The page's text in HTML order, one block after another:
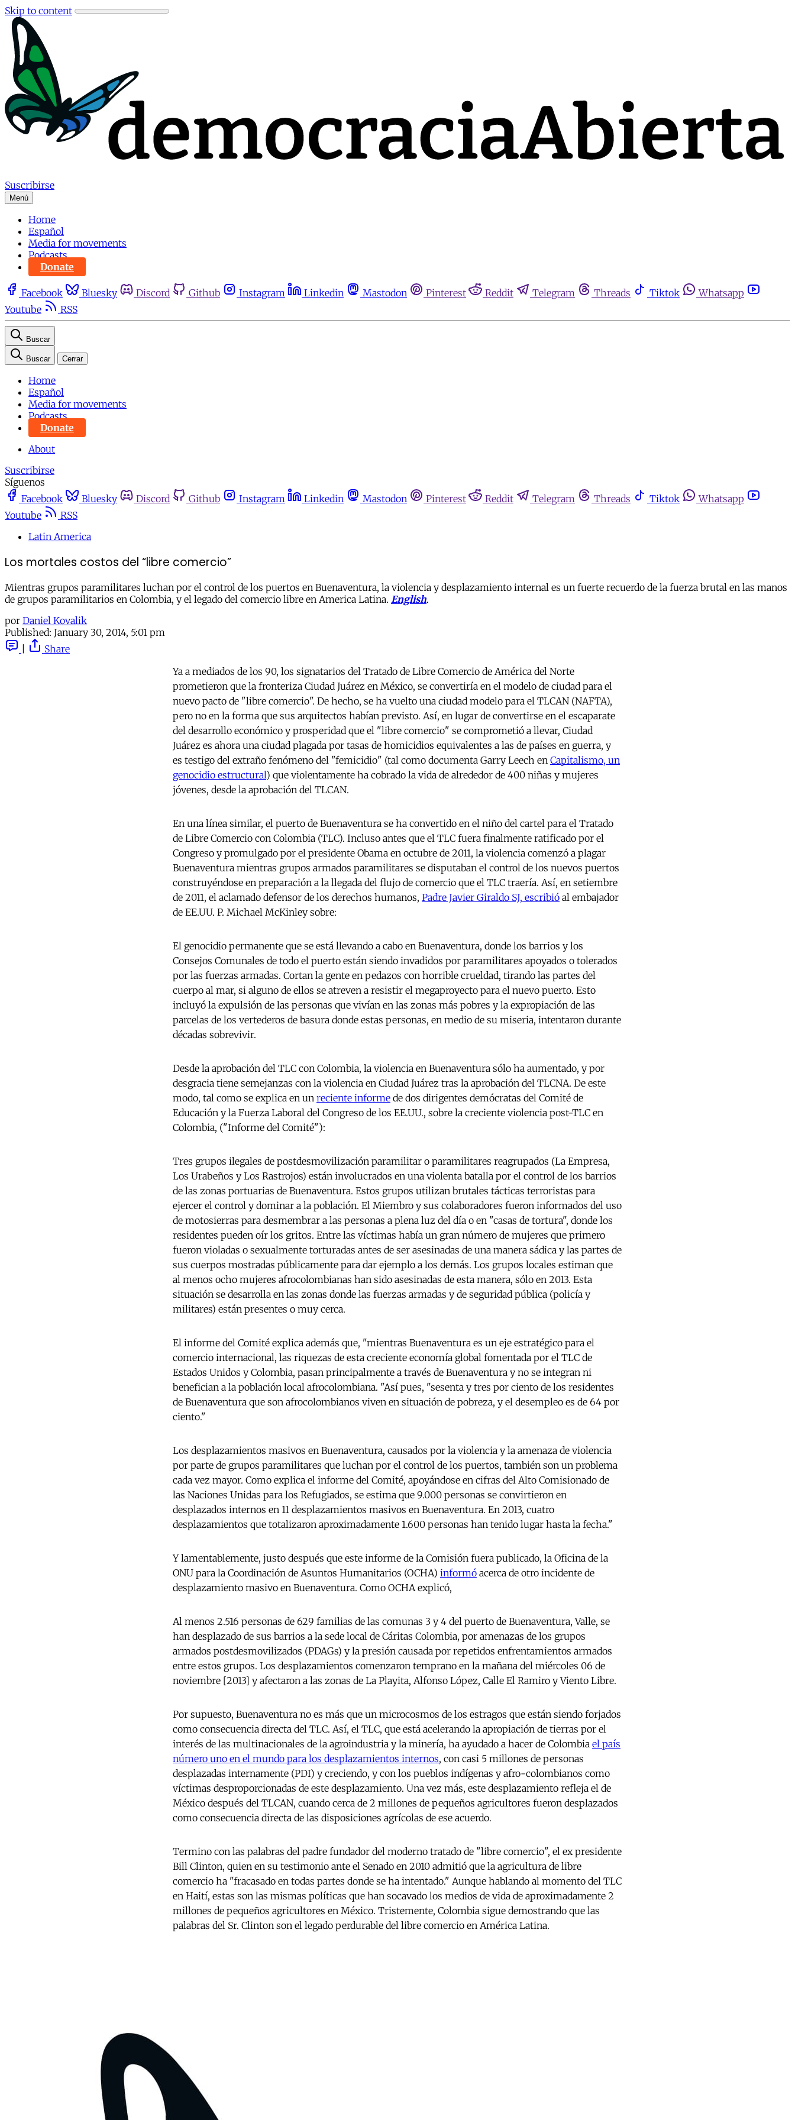
Skip to content
Suscribirse
Menú
Home
Español
Media for movements
Podcasts
Donate
Facebook Bluesky Discord Github Instagram Linkedin Mastodon Pinterest Reddit Telegram Threads Tiktok
Whatsapp
Youtube
RSS
Buscar
Buscar Cerrar
Home
Español
Media for movements
Podcasts
Donate
About
Suscribirse
Síguenos
Facebook
Bluesky Discord Github Instagram Linkedin Mastodon Pinterest Reddit Telegram Threads Tiktok
Whatsapp
Youtube
RSS
Latin America
Los mortales costos del “libre comercio”
Mientras grupos paramilitares luchan por el control de los puertos en Buenaventura, la violencia y desplazamiento internal es un fuerte recuerdo de la fuerza brutal en las manos
de grupos paramilitarios en Colombia, y el legado del comercio libre en America Latina. English.
por Daniel Kovalik
Published: January 30, 2014, 5:01 pm
Share
Ya a mediados de los 90, los signatarios del Tratado de Libre Comercio de América del Norte
prometieron que la fronteriza Ciudad Juárez en México, se convertiría en el modelo de ciudad para el
nuevo pacto de "libre comercio". De hecho, se ha vuelto una ciudad modelo para el TLCAN (NAFTA),
pero no en la forma que sus arquitectos habían previsto. Así, en lugar de convertirse en el escaparate
del desarrollo económico y prosperidad que el "libre comercio" se comprometió a llevar, Ciudad
Juárez es ahora una ciudad plagada por tasas de homicidios equivalentes a las de países en guerra, y
es testigo del extraño fenómeno del "femicidio" (tal como documenta Garry Leech en Capitalismo, un
genocidio estructural) que violentamente ha cobrado la vida de alrededor de 400 niñas y mujeres
jóvenes, desde la aprobación del TLCAN.
En una línea similar, el puerto de Buenaventura se ha convertido en el niño del cartel para el Tratado
de Libre Comercio con Colombia (TLC). Incluso antes que el TLC fuera finalmente ratificado por el
Congreso y promulgado por el presidente Obama en octubre de 2011, la violencia comenzó a plagar
Buenaventura mientras grupos armados paramilitares se disputaban el control de los nuevos puertos
construyéndose en preparación a la llegada del flujo de comercio que el TLC traería. Así, en setiembre
de 2011, el aclamado defensor de los derechos humanos, Padre Javier Giraldo SJ, escribió al embajador
de EE.UU. P. Michael McKinley sobre:
El genocidio permanente que se está llevando a cabo en Buenaventura, donde los barrios y los
Consejos Comunales de todo el puerto están siendo invadidos por paramilitares apoyados o tolerados
por las fuerzas armadas. Cortan la gente en pedazos con horrible crueldad, tirando las partes del
cuerpo al mar, si alguno de ellos se atreven a resistir el megaproyecto para el nuevo puerto. Esto
incluyó la expulsión de las personas que vivían en las zonas más pobres y la expropiación de las
parcelas de los vertederos de basura donde estas personas, en medio de su miseria, intentaron durante
décadas sobrevivir.
Desde la aprobación del TLC con Colombia, la violencia en Buenaventura sólo ha aumentado, y por
desgracia tiene semejanzas con la violencia en Ciudad Juárez tras la aprobación del TLCNA. De este
modo, tal como se explica en un reciente informe de dos dirigentes demócratas del Comité de
Educación y la Fuerza Laboral del Congreso de los EE.UU., sobre la creciente violencia post-TLC en
Colombia, ("Informe del Comité"):
Tres grupos ilegales de postdesmovilización paramilitar o paramilitares reagrupados (La Empresa,
Los Urabeños y Los Rastrojos) están involucrados en una violenta batalla por el control de los barrios
de las zonas portuarias de Buenaventura. Estos grupos utilizan brutales tácticas terroristas para
ejercer el control y dominar a la población. El Miembro y sus colaboradores fueron informados del uso
de motosierras para desmembrar a las personas a plena luz del día o en "casas de tortura", donde los
residentes pueden oír los gritos. Entre las víctimas había un gran número de mujeres que primero
fueron violadas o sexualmente torturadas antes de ser asesinadas de una manera sádica y las partes de
sus cuerpos mostradas públicamente para dar ejemplo a los demás. Los grupos locales estiman que
al menos ocho mujeres afrocolombianas han sido asesinadas de esta manera, sólo en 2013. Esta
situación se desarrolla en las zonas donde las fuerzas armadas y de seguridad pública (policía y
militares) están presentes o muy cerca.
El informe del Comité explica además que, "mientras Buenaventura es un eje estratégico para el
comercio internacional, las riquezas de esta creciente economía global fomentada por el TLC de
Estados Unidos y Colombia, pasan principalmente a través de Buenaventura y no se integran ni
benefician a la población local afrocolombiana. "Así pues, "sesenta y tres por ciento de los residentes
de Buenaventura que son afrocolombianos viven en situación de pobreza, y el desempleo es de 64 por
ciento."
Los desplazamientos masivos en Buenaventura, causados por la violencia y la amenaza de violencia
por parte de grupos paramilitares que luchan por el control de los puertos, también son un problema
cada vez mayor. Como explica el informe del Comité, apoyándose en cifras del Alto Comisionado de
las Naciones Unidas para los Refugiados, se estima que 9.000 personas se convirtieron en
desplazados internos en 11 desplazamientos masivos en Buenaventura. En 2013, cuatro
desplazamientos que totalizaron aproximadamente 1.600 personas han tenido lugar hasta la fecha."
Y lamentablemente, justo después que este informe de la Comisión fuera publicado, la Oficina de la
ONU para la Coordinación de Asuntos Humanitarios (OCHA) informó acerca de otro incidente de
desplazamiento masivo en Buenaventura. Como OCHA explicó,
Al menos 2.516 personas de 629 familias de las comunas 3 y 4 del puerto de Buenaventura, Valle, se
han desplazado de sus barrios a la sede local de Cáritas Colombia, por amenazas de los grupos
armados postdesmovilizados (PDAGs) y la presión causada por repetidos enfrentamientos armados
entre estos grupos. Los desplazamientos comenzaron temprano en la mañana del miércoles 06 de
noviembre [2013] y afectaron a las zonas de La Playita, Alfonso López, Calle El Ramiro y Viento Libre.
Por supuesto, Buenaventura no es más que un microcosmos de los estragos que están siendo forjados
como consecuencia directa del TLC. Así, el TLC, que está acelerando la apropiación de tierras por el
interés de las multinacionales de la agroindustria y la minería, ha ayudado a hacer de Colombia el país
número uno en el mundo para los desplazamientos internos, con casi 5 millones de personas
desplazadas internamente (PDI) y creciendo, y con los pueblos indígenas y afro-colombianos como
víctimas desproporcionadas de este desplazamiento. Una vez más, este desplazamiento refleja el de
México después del TLCAN, cuando cerca de 2 millones de pequeños agricultores fueron desplazados
como consecuencia directa de las disposiciones agrícolas de ese acuerdo.
Termino con las palabras del padre fundador del moderno tratado de "libre comercio", el ex presidente
Bill Clinton, quien en su testimonio ante el Senado en 2010 admitió que la agricultura de libre
comercio ha "fracasado en todas partes donde se ha intentado." Aunque hablando al momento del TLC
en Haití, estas son las mismas políticas que han socavado los medios de vida de aproximadamente 2
millones de pequeños agricultores en México. Tristemente, Colombia sigue demostrando que las
palabras del Sr. Clinton son el legado perdurable del libre comercio en América Latina.